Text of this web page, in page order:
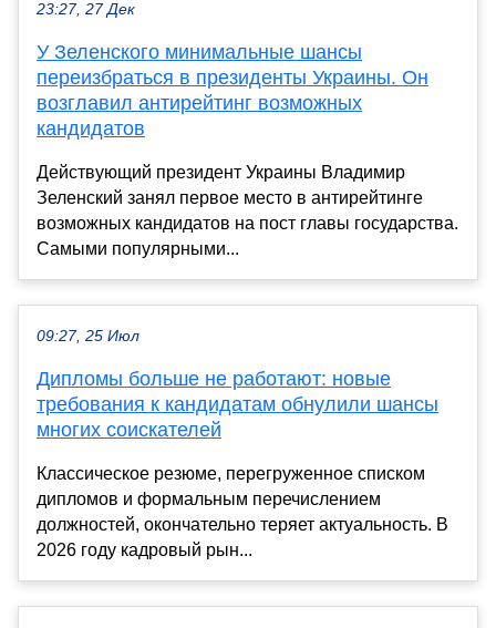
23:27, 27 Дек
У Зеленского минимальные шансы
переизбраться в президенты Украины. Он
возглавил антирейтинг возможных
кандидатов
Действующий президент Украины Владимир
Зеленский занял первое место в антирейтинге
возможных кандидатов на пост главы государства.
Самыми популярными...
09:27, 25 Июл
Дипломы больше не работают: новые
требования к кандидатам обнулили шансы
многих соискателей
Классическое резюме, перегруженное списком
дипломов и формальным перечислением
должностей, окончательно теряет актуальность. В
2026 году кадровый рын...